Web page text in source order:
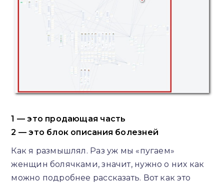
1 — это продающая часть
2 — это блок описания болезней
Как я размышлял. Раз уж мы «пугаем»
женщин болячками, значит, нужно о них как
можно подробнее рассказать. Вот как это